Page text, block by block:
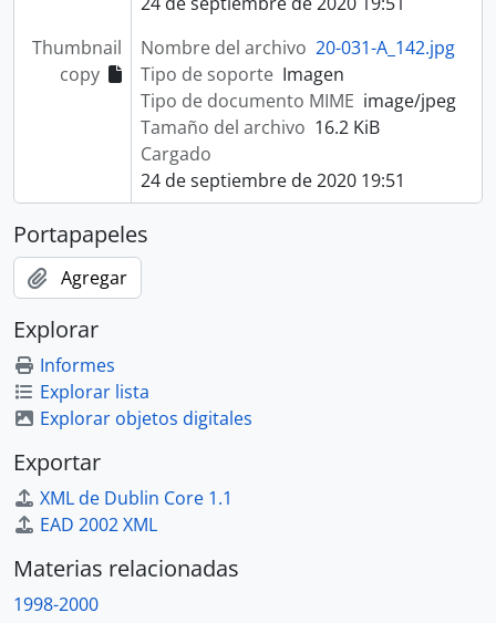
Thumbnail
copy
Nombre del archivo 20-031-A_142.jpg
Tipo de soporte Imagen
Tipo de documento MIME image/jpeg
Tamaño del archivo 16.2 KiB
Cargado
24 de septiembre de 2020 19:51
Portapapeles
Agregar
Explorar
Informes
Explorar lista
Explorar objetos digitales
Exportar
XML de Dublin Core 1.1
EAD 2002 XML
Materias relacionadas
1998-2000